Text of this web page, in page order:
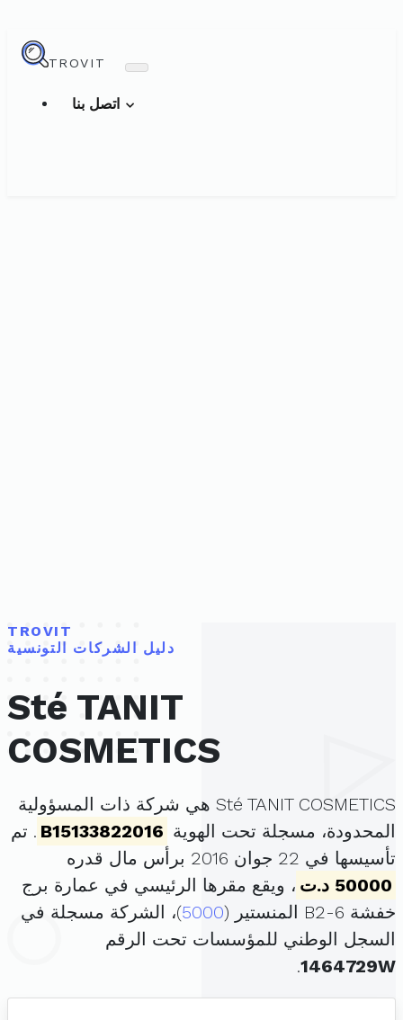
TROVIT
TROVIT
دليل الشركات التونسية
Sté TANIT
COSMETICS
Sté TANIT COSMETICS هي شركة ذات المسؤولية
المحدودة، مسجلة تحت الهوية B15133822016 . تم
تأسيسها في 22 جوان 2016 برأس مال قدره
50000 د.ت
، ويقع مقرها الرئيسي في عمارة برج
خفشة B2-6 المنستير (
5000)، الشركة مسجلة في
السجل الوطني للمؤسسات تحت الرقم
1464729W
.